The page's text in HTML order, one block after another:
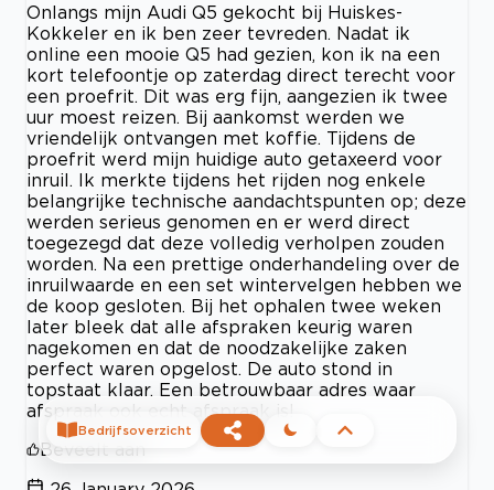
Onlangs mijn Audi Q5 gekocht bij Huiskes-
Kokkeler en ik ben zeer tevreden. Nadat ik
online een mooie Q5 had gezien, kon ik na een
kort telefoontje op zaterdag direct terecht voor
een proefrit. Dit was erg fijn, aangezien ik twee
uur moest reizen. Bij aankomst werden we
vriendelijk ontvangen met koffie. Tijdens de
proefrit werd mijn huidige auto getaxeerd voor
inruil. Ik merkte tijdens het rijden nog enkele
belangrijke technische aandachtspunten op; deze
werden serieus genomen en er werd direct
toegezegd dat deze volledig verholpen zouden
worden. Na een prettige onderhandeling over de
inruilwaarde en een set wintervelgen hebben we
de koop gesloten. Bij het ophalen twee weken
later bleek dat alle afspraken keurig waren
nagekomen en dat de noodzakelijke zaken
perfect waren opgelost. De auto stond in
topstaat klaar. Een betrouwbaar adres waar
afspraak ook echt afspraak is!
Beveelt aan
Bedrijfsoverzicht